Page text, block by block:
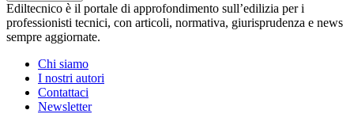
Ediltecnico è il portale di approfondimento sull’edilizia per i
professionisti tecnici, con articoli, normativa, giurisprudenza e news
sempre aggiornate.
Chi siamo
I nostri autori
Contattaci
Newsletter